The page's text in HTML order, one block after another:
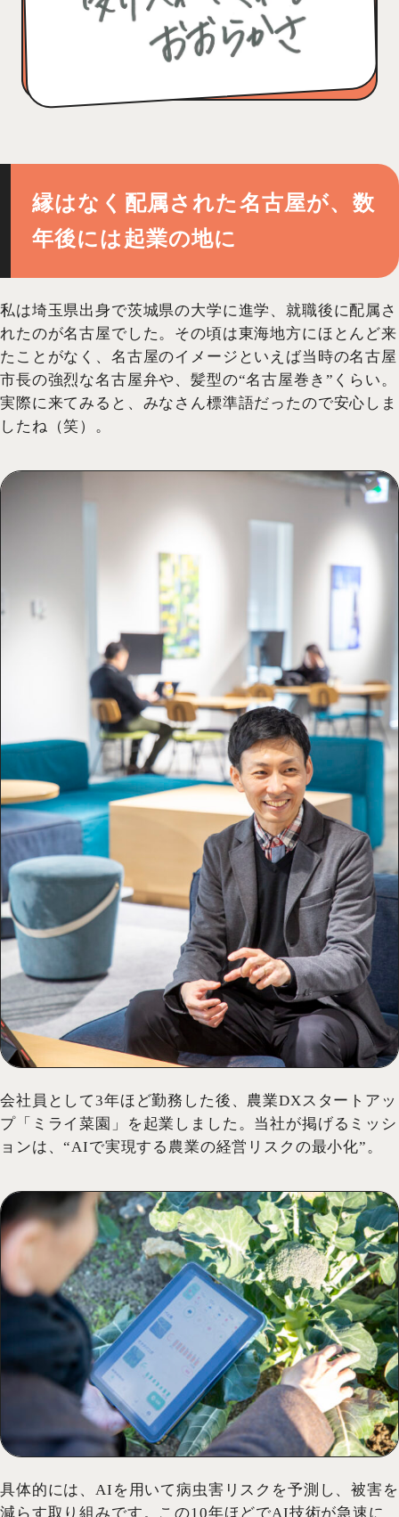
縁はなく配属された名古屋が、数
年後には起業の地に
私は埼玉県出身で茨城県の大学に進学、就職後に配属さ
れたのが名古屋でした。その頃は東海地方にほとんど来
たことがなく、名古屋のイメージといえば当時の名古屋
市長の強烈な名古屋弁や、髪型の“名古屋巻き”くらい。
実際に来てみると、みなさん標準語だったので安心しま
したね（笑）。
会社員として3年ほど勤務した後、農業DXスタートアッ
プ「ミライ菜園」を起業しました。当社が掲げるミッシ
ョンは、“AIで実現する農業の経営リスクの最小化”。
具体的には、AIを用いて病虫害リスクを予測し、被害を
減らす取り組みです。この10年ほどでAI技術が急速に